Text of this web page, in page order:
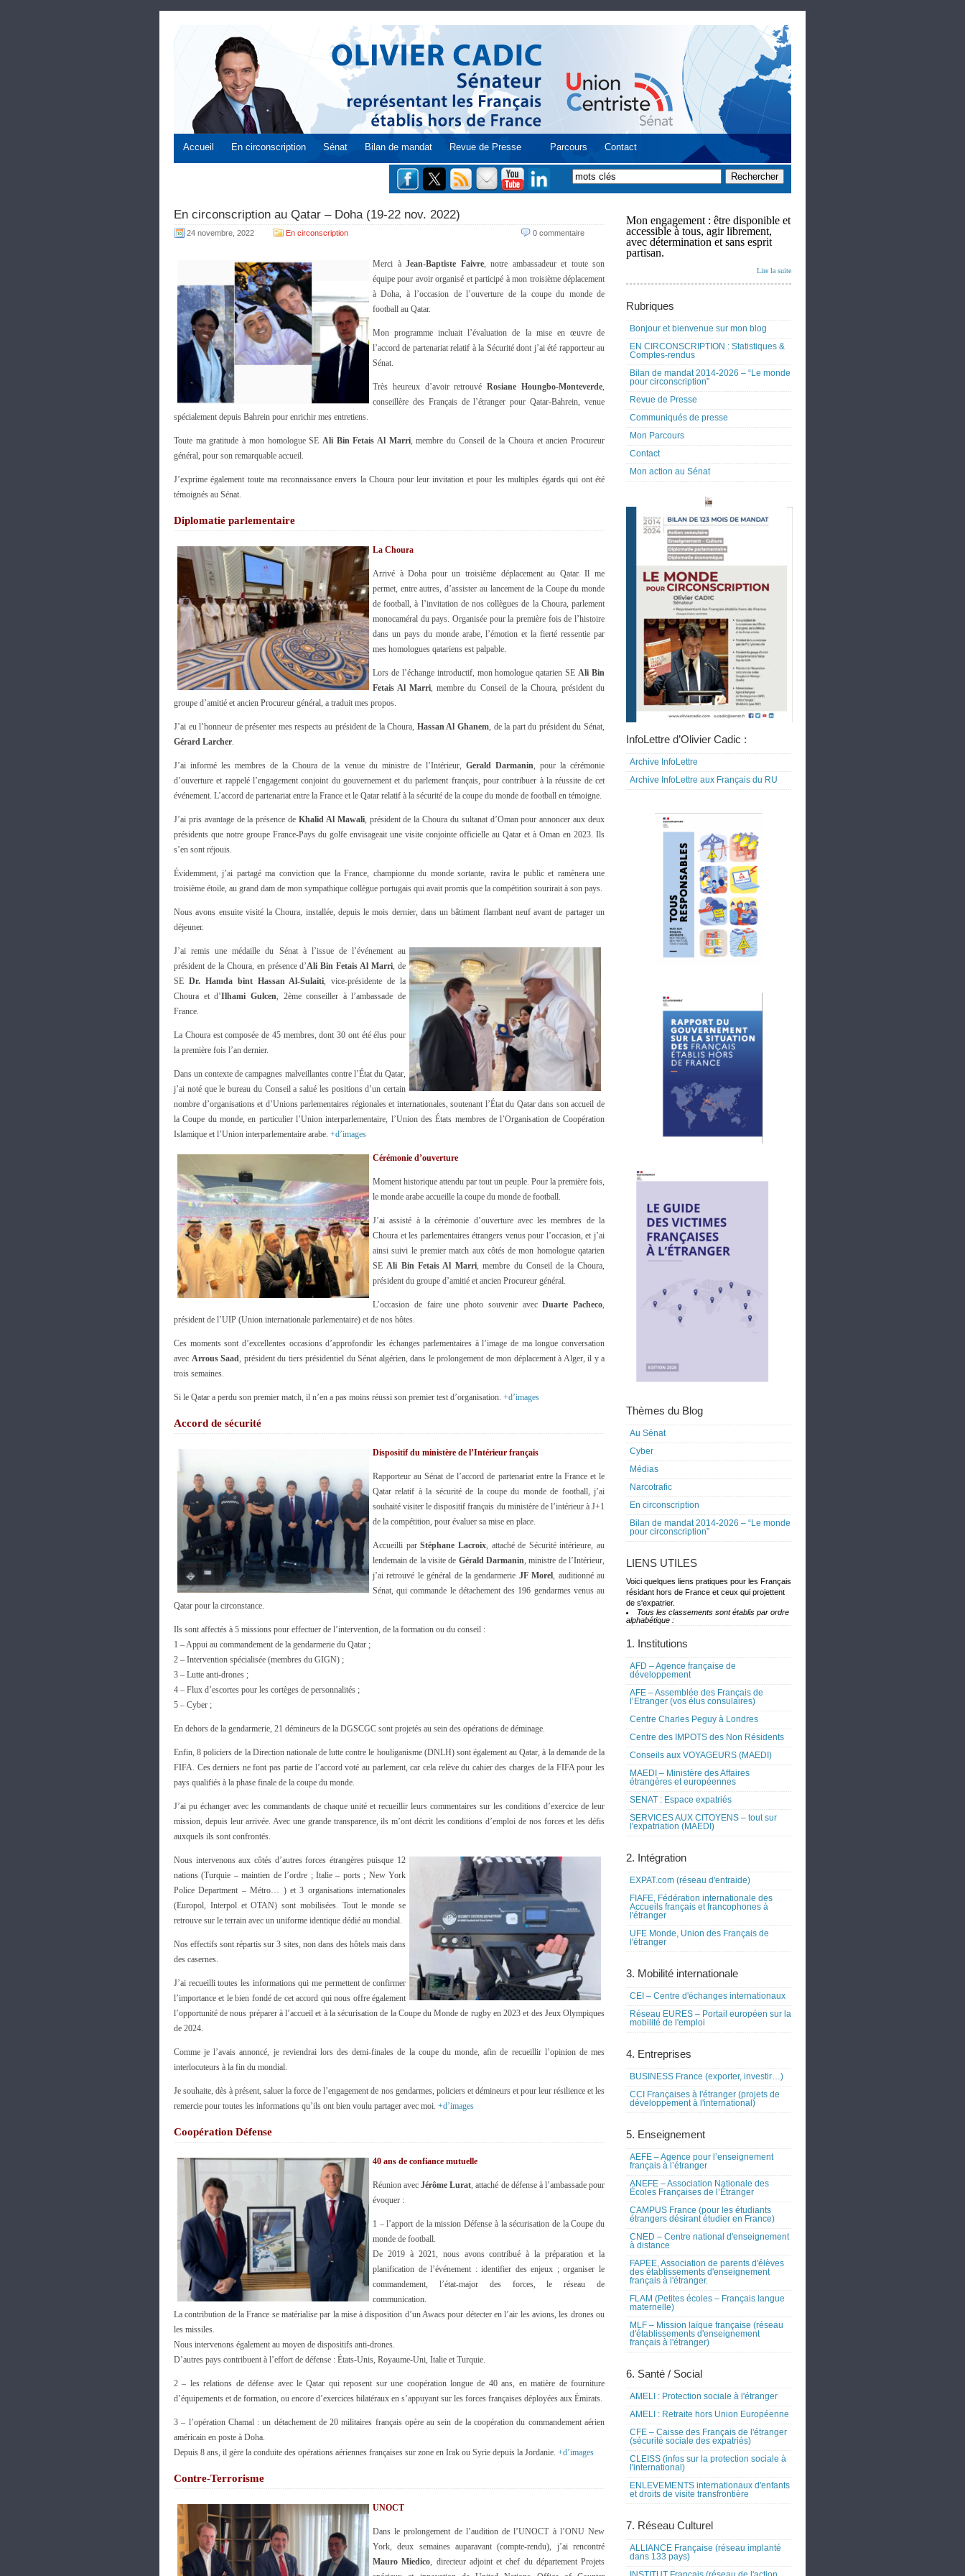
Accueil En circonscription Sénat Bilan de mandat Revue de Presse Parcours Contact
En circonscription au Qatar – Doha (19-22 nov. 2022)
24 novembre, 2022 En circonscription 0 commentaire
Merci à Jean-Baptiste Faivre, notre ambassadeur et toute son
équipe pour avoir organisé et participé à mon troisième déplacement
à Doha, à l’occasion de l’ouverture de la coupe du monde de
football au Qatar.
Mon programme incluait l’évaluation de la mise en œuvre de
l’accord de partenariat relatif à la Sécurité dont j’ai été rapporteur au
Sénat.
Très heureux d’avoir retrouvéRosiane Houngbo-Monteverde,
conseillère des Français de l’étranger pour Qatar-Bahrein, venue
spécialement depuis Bahrein pour enrichir mes entretiens.
Toute ma gratitude à mon homologue SE Ali Bin Fetais Al Marri, membre du Conseil de la Choura et ancien Procureur
général, pour son remarquable accueil.
J’exprime également toute ma reconnaissance envers la Choura pour leur invitation et pour les multiples égards qui ont été
témoignés au Sénat.
Diplomatie parlementaire
La Choura
Arrivé à Doha pour un troisième déplacement au Qatar. Il me
permet, entre autres, d’assister au lancement de la Coupe du monde
de football, à l’invitation de nos collègues de la Choura, parlement
monocaméral du pays. Organisée pour la première fois de l’histoire
dans un pays du monde arabe, l’émotion et la fierté ressentie par
mes homologues qatariens est palpable.
Lors de l’échange introductif, mon homologue qatarien SEAli Bin
Fetais Al Marri, membre du Conseil de la Choura, président du
groupe d’amitié et ancien Procureur général, a traduit mes propos.
J’ai eu l’honneur de présenter mes respects au président de la Choura, Hassan Al Ghanem, de la part du président du Sénat,
Gérard Larcher.
J’ai informé les membres de la Choura de la venue du ministre de l’Intérieur, Gerald Darmanin, pour la cérémonie
d’ouverture et rappelé l’engagement conjoint du gouvernement et du parlement français, pour contribuer à la réussite de cet
événement. L’accord de partenariat entre la France et le Qatar relatif à la sécurité de la coupe du monde de football en témoigne.
J’ai pris avantage de la présence de Khalid Al Mawali, président de la Choura du sultanat d’Oman pour annoncer aux deux
présidents que notre groupe France-Pays du golfe envisageait une visite conjointe officielle au Qatar et à Oman en 2023. Ils
s’en sont réjouis.
Évidemment, j’ai partagé ma conviction que la France, championne du monde sortante, ravira le public et ramènera une
troisième étoile, au grand dam de mon sympathique collègue portugais qui avait promis que la compétition sourirait à son pays.
Nous avons ensuite visité la Choura, installée, depuis le mois dernier, dans un bâtiment flambant neuf avant de partager un
déjeuner.
J’ai remis une médaille du Sénat à l’issue de l’événement au
président de la Choura, en présence d’Ali Bin Fetais Al Marri, de
SE Dr. Hamda bint Hassan Al-Sulaiti, vice-présidente de la
Choura et d’Ilhami Gulcen, 2ème conseiller à l’ambassade de
France.
La Choura est composée de 45 membres, dont 30 ont été élus pour
la première fois l’an dernier.
Dans un contexte de campagnes malveillantes contre l’État du Qatar,
j’ai noté que le bureau du Conseil a salué les positions d’un certain
nombre d’organisations et d’Unions parlementaires régionales et internationales, soutenant l’État du Qatar dans son accueil de
la Coupe du monde, en particulier l’Union interparlementaire, l’Union des États membres de l’Organisation de Coopération
Islamique et l’Union interparlementaire arabe. +d’images
Cérémonie d’ouverture
Moment historique attendu par tout un peuple. Pour la première fois,
le monde arabe accueille la coupe du monde de football.
J’ai assisté à la cérémonie d’ouverture avec les membres de la
Choura et les parlementaires étrangers venus pour l’occasion, et j’ai
ainsi suivi le premier match aux côtés de mon homologue qatarien
SEAli Bin Fetais Al Marri, membre du Conseil de la Choura,
président du groupe d’amitié et ancien Procureur général.
L’occasion de faire une photo souvenir avecDuarte Pacheco,
président de l’UIP (Union internationale parlementaire) et de nos hôtes.
Ces moments sont d’excellentes occasions d’approfondir les échanges parlementaires à l’image de ma longue conversation
avec Arrous Saad, président du tiers présidentiel du Sénat algérien, dans le prolongement de mon déplacement à Alger, il y a
trois semaines.
Si le Qatar a perdu son premier match, il n’en a pas moins réussi son premier test d’organisation. +d’images
Accord de sécurité
Dispositif du ministère de l’Intérieur français
Rapporteur au Sénat de l’accord de partenariat entre la France et le
Qatar relatif à la sécurité de la coupe du monde de football, j’ai
souhaité visiter le dispositif français du ministère de l’intérieur à J+1
de la compétition, pour évaluer sa mise en place.
Accueilli parStéphane Lacroix, attaché de Sécurité intérieure, au
lendemain de la visite de Gérald Darmanin, ministre de l’Intérieur,
j’ai retrouvé le général de la gendarmerie JF Morel, auditionné au
Sénat, qui commande le détachement des 196 gendarmes venus au
Qatar pour la circonstance.
Ils sont affectés à 5 missions pour effectuer de l’intervention, de la formation ou du conseil :
1 – Appui au commandement de la gendarmerie du Qatar ;
2 – Intervention spécialisée (membres du GIGN) ;
3 – Lutte anti-drones ;
4 – Flux d’escortes pour les cortèges de personnalités ;
5 – Cyber ;
En dehors de la gendarmerie, 21 démineurs de la DGSCGC sont projetés au sein des opérations de déminage.
Enfin, 8 policiers de la Direction nationale de lutte contre le houliganisme (DNLH) sont également au Qatar, à la demande de la
FIFA. Ces derniers ne font pas partie de l’accord voté au parlement, car cela relève du cahier des charges de la FIFA pour les
pays qualifiés à la phase finale de la coupe du monde.
J’ai pu échanger avec les commandants de chaque unité et recueillir leurs commentaires sur les conditions d’exercice de leur
mission, depuis leur arrivée. Avec une grande transparence, ils m’ont décrit les conditions d’emploi de nos forces et les défis
auxquels ils sont confrontés.
Nous intervenons aux côtés d’autres forces étrangères puisque 12
nations (Turquie – maintien de l’ordre ; Italie – ports ; New York
Police Department – Métro… ) et 3 organisations internationales
(Europol, Interpol et OTAN) sont mobilisées. Tout le monde se
retrouve sur le terrain avec un uniforme identique dédié au mondial.
Nos effectifs sont répartis sur 3 sites, non dans des hôtels mais dans
des casernes.
J’ai recueilli toutes les informations qui me permettent de confirmer
l’importance et le bien fondé de cet accord qui nous offre également
l’opportunité de nous préparer à l’accueil et à la sécurisation de la Coupe du Monde de rugby en 2023 et des Jeux Olympiques
de 2024.
Comme je l’avais annoncé, je reviendrai lors des demi-finales de la coupe du monde, afin de recueillir l’opinion de mes
interlocuteurs à la fin du mondial.
Je souhaite, dès à présent, saluer la force de l’engagement de nos gendarmes, policiers et démineurs et pour leur résilience et les
remercie pour toutes les informations qu’ils ont bien voulu partager avec moi. +d’images
Coopération Défense
40 ans de confiance mutuelle
Réunion avecJérôme Lurat, attaché de défense à l’ambassade pour
évoquer :
1 – l’apport de la mission Défense à la sécurisation de la Coupe du
monde de football.
De 2019 à 2021, nous avons contribué à la préparation et la
planification de l’événement : identifier des enjeux ; organiser le
commandement, l’état-major des forces, le réseau de
communication.
La contribution de la France se matérialise par la mise à disposition d’un Awacs pour détecter en l’air les avions, les drones ou
les missiles.
Nous intervenons également au moyen de dispositifs anti-drones.
D’autres pays contribuent à l’effort de défense : États-Unis, Royaume-Uni, Italie et Turquie.
2 – les relations de défense avec le Qatar qui reposent sur une coopération longue de 40 ans, en matière de fourniture
d’équipements et de formation, ou encore d’exercices bilatéraux en s’appuyant sur les forces françaises déployées aux Émirats.
3 – l’opération Chamal : un détachement de 20 militaires français opère au sein de la coopération du commandement aérien
américain en poste à Doha.
Depuis 8 ans, il gère la conduite des opérations aériennes françaises sur zone en Irak ou Syrie depuis la Jordanie. +d’images
Contre-Terrorisme
UNOCT
Dans le prolongement de l’audition de l’UNOCT à l’ONU New
York, deux semaines auparavant (compte-rendu), j’ai rencontré
Mauro Miedico, directeur adjoint et chef du département Projets
Mon engagement : être disponible et
accessible à tous, agir librement,
avec détermination et sans esprit
partisan.
Lire la suite
Rubriques
Bonjour et bienvenue sur mon blog
EN CIRCONSCRIPTION : Statistiques &
Comptes-rendus
Bilan de mandat 2014-2026 – “Le monde
pour circonscription”
Revue de Presse
Communiqués de presse
Mon Parcours
Contact
Mon action au Sénat
InfoLettre d’Olivier Cadic :
Archive InfoLettre
Archive InfoLettre aux Français du RU
Thèmes du Blog
Au Sénat
Cyber
Médias
Narcotrafic
En circonscription
Bilan de mandat 2014-2026 – “Le monde
pour circonscription”
LIENS UTILES
Voici quelques liens pratiques pour les Français
résidant hors de France et ceux qui projettent
de s'expatrier.
Tous les classements sont établis par ordre
alphabétique :
1. Institutions
AFD – Agence française de
développement
AFE – Assemblée des Français de
l’Etranger (vos élus consulaires)
Centre Charles Peguy à Londres
Centre des IMPOTS des Non Résidents
Conseils aux VOYAGEURS (MAEDI)
MAEDI – Ministère des Affaires
étrangères et européennes
SENAT : Espace expatriés
SERVICES AUX CITOYENS – tout sur
l'expatriation (MAEDI)
2. Intégration
EXPAT.com (réseau d'entraide)
FIAFE, Fédération internationale des
Accueils français et francophones à
l'étranger
UFE Monde, Union des Français de
l'étranger
3. Mobilité internationale
CEI – Centre d'échanges internationaux
Réseau EURES – Portail européen sur la
mobilité de l'emploi
4. Entreprises
BUSINESS France (exporter, investir…)
CCI Françaises à l'étranger (projets de
développement à l'international)
5. Enseignement
AEFE – Agence pour l’enseignement
français à l’étranger
ANEFE – Association Nationale des
Écoles Françaises de l’Étranger
CAMPUS France (pour les étudiants
étrangers désirant étudier en France)
CNED – Centre national d'enseignement
à distance
FAPEE, Association de parents d'élèves
des établissements d'enseignement
français à l'étranger.
FLAM (Petites écoles – Français langue
maternelle)
MLF – Mission laïque française (réseau
d'établissements d'enseignement
français à l'étranger)
6. Santé / Social
AMELI : Protection sociale à l'étranger
AMELI : Retraite hors Union Européenne
CFE – Caisse des Français de l'étranger
(sécurité sociale des expatriés)
CLEISS (infos sur la protection sociale à
l'international)
ENLEVEMENTS internationaux d'enfants
et droits de visite transfrontière
7. Réseau Culturel
ALLIANCE Française (réseau implanté
dans 133 pays)